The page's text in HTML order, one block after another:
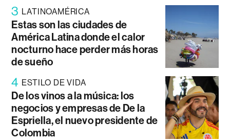
3 LATINOAMÉRICA
Estas son las ciudades de
América Latina donde el calor
nocturno hace perder más horas
de sueño
4 ESTILO DE VIDA
De los vinos a la música: los
negocios y empresas de De la
Espriella, el nuevo presidente de
Colombia